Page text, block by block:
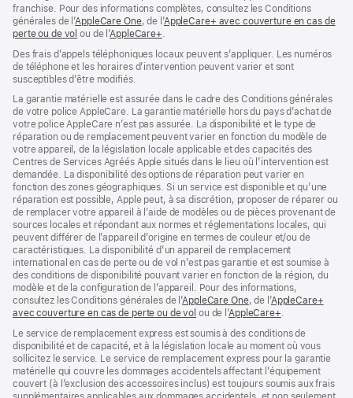
franchise. Pour des informations complètes, consultez les Conditions
générales de l’AppleCare One(s’ouvre
dans
nouvelle
fenêtre)
, de l’AppleCare+ avec couverture en cas de
perte ou de vol (s’ouvre
une
nouvelle
fenêtre)
ou de l’AppleCare+(s’ouvre
une
nouvelle
.
Des frais d’appels téléphoniques locaux peuvent s’appliquer. Les numéros
de téléphone et les horaires d’intervention peuvent varier et sont
susceptibles d’être modifiés.
La garantie matérielle est assurée dans le cadre des Conditions générales
de votre police AppleCare. La garantie matérielle hors du pays d’achat de
votre police AppleCare n’est pas assurée. La disponibilité et le type de
réparation ou de remplacement peuvent varier en fonction du modèle de
votre appareil, de la législation locale applicable et des capacités des
Centres de Services Agréés Apple situés dans le lieu où l’intervention est
demandée. La disponibilité des options de réparation peut varier en
fonction des zones géographiques. Si un service est disponible et qu’une
réparation est possible, Apple peut, à sa discrétion, proposer de réparer ou
de remplacer votre appareil à l’aide de modèles ou de pièces provenant de
sources locales et répondant aux normes et réglementations locales, qui
peuvent différer de l’appareil d’origine en termes de couleur et/ou de
caractéristiques. La disponibilité d’un appareil de remplacement
international en cas de perte ou de vol n’est pas garantie et est soumise à
des conditions de disponibilité pouvant varier en fonction de la région, du
modèle et de la configuration de l’appareil. Pour des informations,
consultez les Conditions générales de l’AppleCare One(s’ouvre
dans
nouvelle
fenêtre)
, de l’AppleCare+
avec couverture en cas de perte ou de vol (s’ouvre
une
nouvelle
fenêtre)
ou de l’AppleCare+(s’ouvre
une
nouvelle
fenêtre)
.
Le service de remplacement express est soumis à des conditions de
disponibilité et de capacité, et à la législation locale au moment où vous
sollicitez le service. Le service de remplacement express pour la garantie
matérielle qui couvre les dommages accidentels affectant l’équipement
couvert (à l’exclusion des accessoires inclus) est toujours soumis aux frais